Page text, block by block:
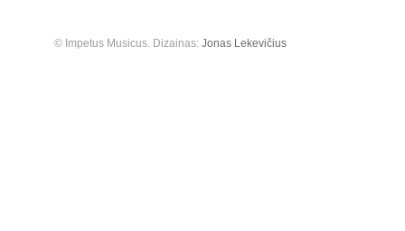
© Impetus Musicus. Dizainas: Jonas Lekevičius